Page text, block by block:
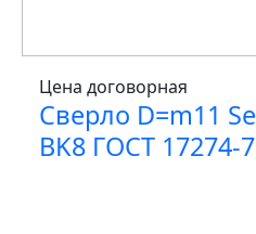
Цена договорная
Сверло D=m11
BK8 ГОСТ 17274-